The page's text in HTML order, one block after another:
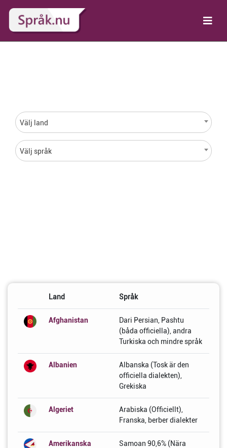
Välj land
Välj språk
Land Språk
Afghanistan
Dari Persian, Pashtu
(båda officiella), andra
Turkiska och mindre språk
Albanien
Albanska (Tosk är den
officiella dialekten),
Grekiska
Algeriet
Arabiska (Officiellt),
Franska, berber dialekter
Amerikanska
Samoan 90,6% (Nära